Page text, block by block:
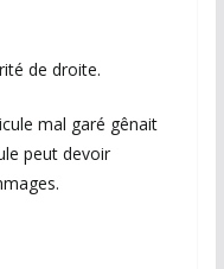
de droite.
mal garé gênait
peut devoir